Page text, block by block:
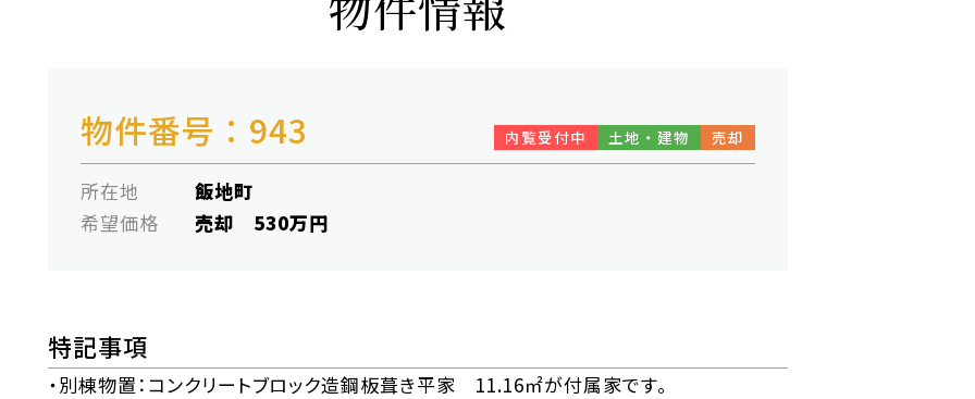
物件番号：943 内覧受付中 土地・建物 売却
所在地
飯地町
希望価格
売却 530万円
特記事項
・別棟物置：コンクリートブロック造鋼板葺き平家 11.16㎡が付属家です。